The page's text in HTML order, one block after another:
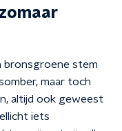
bronsgroene stem
maar toch
altijd ook geweest
iets